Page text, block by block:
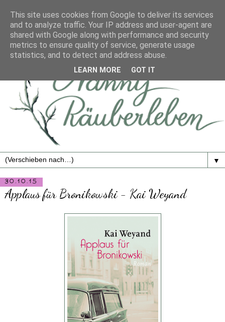
▼
30.10.15
Applaus für Bronikowski - Kai Weyand
This site uses cookies from Google to deliver its services
and to analyze traffic. Your IP address and user-agent are
shared with Google along with performance and security
metrics to ensure quality of service, generate usage
statistics, and to detect and address abuse.
LEARN MORE GOT IT